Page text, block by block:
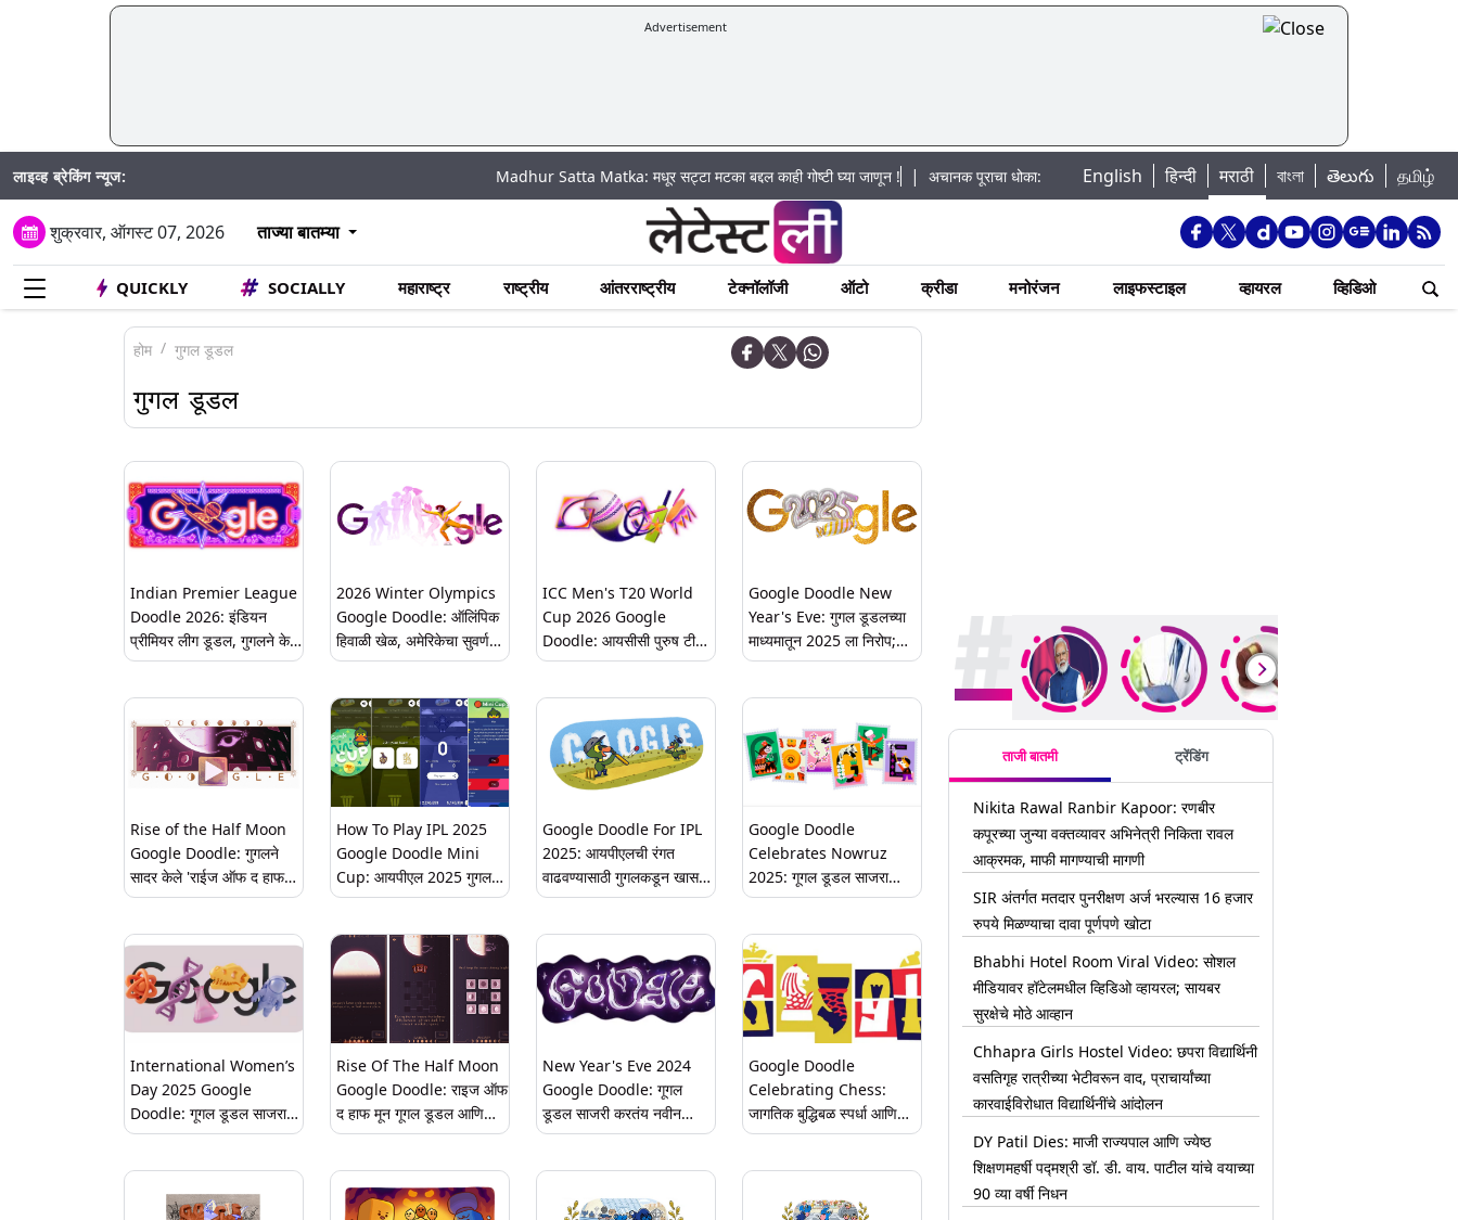
Advertisement
लाइव्ह ब्रेकिंग न्यूज: Madhur Satta Matka: मधूर सट्टा मटका बद्दल काही गोष्टी घ्या जाणून !|अचानक पूराचा धोका: खडकवासला धरणातून मुठानदी पात्रात विसर्ग सुरु; नागरिकांना नदीपात्रात न उतरण्याचे
English हिन्दी मराठी বাংলা తెలుగు தமிழ்
शुक्रवार, ऑगस्ट 07, 2026 ताज्या बातम्या
QUICKLY SOCIALLY महाराष्ट्र राष्ट्रीय आंतरराष्ट्रीय टेक्नॉलॉजी ऑटो क्रीडा मनोरंजन लाइफस्टाइल व्हायरल व्हिडिओ
होम गुगल डूडल
गुगल डूडल
Indian Premier League
Doodle 2026: इंडियन
प्रीमियर लीग डूडल, गुगलने केले
क्रिकेटच्या सर्वात मोठ्या
2026 Winter Olympics
Google Doodle: ऑलिंपिक
हिवाळी खेळ, अमेरिकेचा सुवर्ण
विजय; गुगल डूडलने साजरा केला
विजय
ICC Men's T20 World
Cup 2026 Google
Doodle: आयसीसी पुरुष टी२०
विश्वचषक 2026 चा थरार सुरू;
Google Doodle New
Year's Eve: गुगल डूडलच्या
माध्यमातून 2025 ला निरोप;
2026 च्या स्वागतासाठी खास 'न्यू
Rise of the Half Moon
Google Doodle: गुगलने
सादर केले 'राईज ऑफ द हाफ
मून एप्रिल' नावाने लूनर-थीम
(View Pic)
How To Play IPL 2025
Google Doodle Mini
Cup: आयपीएल 2025 गुगल
डूडल मिनी कप कसा खेळणार?
चिअर कराल; जाणून घ्या
Google Doodle For IPL
2025: आयपीएलची रंगत
वाढवण्यासाठी गुगलकडून खास
डूडल; एकाच क्लिकवर मिळणार
Google Doodle
Celebrates Nowruz
2025: गूगल डूडल साजरा
करतंय पतेती अर्थात नवरोझ
International Women’s
Day 2025 Google
Doodle: गूगल डूडल साजरा
करतंय आंतरराष्ट्रीय महिला दिन
Rise Of The Half Moon
Google Doodle: राइज ऑफ
द हाफ मून गूगल डूडल आणि
आकर्षक खेळ
New Year's Eve 2024
Google Doodle: गूगल
डूडल साजरी करतंय नवीन
वर्षाची संध्याकाळ, सरत्या वर्षाला
Google Doodle
Celebrating Chess:
जागतिक बुद्धिबळ स्पर्धा आणि
खेळाच्या सन्मानार्थ खास गूगल
ताजी बातमी ट्रेंडिंग
Nikita Rawal Ranbir Kapoor: रणबीर
कपूरच्या जुन्या वक्तव्यावर अभिनेत्री निकिता रावल
आक्रमक, माफी मागण्याची मागणी
SIR अंतर्गत मतदार पुनरीक्षण अर्ज भरल्यास 16 हजार
रुपये मिळण्याचा दावा पूर्णपणे खोटा
Bhabhi Hotel Room Viral Video: सोशल
मीडियावर हॉटेलमधील व्हिडिओ व्हायरल; सायबर
सुरक्षेचे मोठे आव्हान
Chhapra Girls Hostel Video: छपरा विद्यार्थिनी
वसतिगृह रात्रीच्या भेटीवरून वाद, प्राचार्यांच्या
कारवाईविरोधात विद्यार्थिनींचे आंदोलन
DY Patil Dies: माजी राज्यपाल आणि ज्येष्ठ
शिक्षणमहर्षी पद्मश्री डॉ. डी. वाय. पाटील यांचे वयाच्या
90 व्या वर्षी निधन